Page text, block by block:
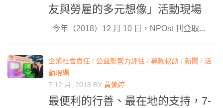
友與勞雇的多元想像」活動現場
今年（2018）12 月 10 日，NPOst 刊登取...
企業社會責任 / 公益影響力評估 / 募款祕訣 / 新聞 / 活
動現場
7 12 月, 2018 BY 黃愉婷
最便利的行善、最在地的支持，7-